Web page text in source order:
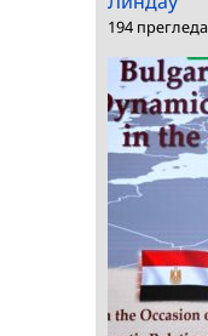
194 прегледа